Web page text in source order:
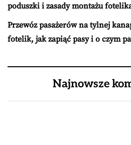
poduszki i zasady montażu
Przewóz pasażerów na tylnej
fotelik, jak zapiąć pasy i o czym
Najnowsze